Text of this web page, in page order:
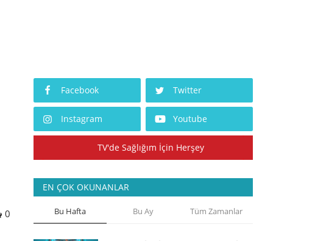
0
Facebook Twitter
Instagram Youtube
TV'de Sağlığım İçin Herşey
EN ÇOK OKUNANLAR
Bu Hafta Bu Ay Tüm Zamanlar